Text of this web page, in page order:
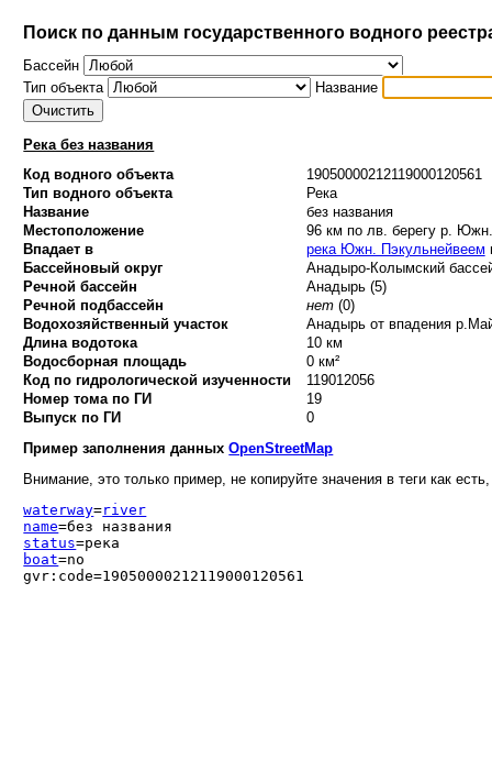
Поиск по данным государственного водного
Бассейн
Тип объекта
Название
Река без названия
Код водного объекта
19050000212119000120561
Тип водного объекта
Река
Название
без названия
Местоположение
96 км по лв. берегу р.
Впадает в
река Южн. Пэкульнейвеем
Бассейновый округ
Анадыро-Колымский
Речной бассейн
Анадырь (5)
Речной подбассейн
нет(0)
Водохозяйственный участок
Анадырь от впадения
Длина водотока
10 км
Водосборная площадь
0 км²
Код по гидрологической изученности
119012056
Номер тома по ГИ
19
Выпуск по ГИ
0
Пример заполнения данныхOpenStreetMap
Внимание, это только пример, не копируйте значения в теги как
waterway=river
name=без названия
status=река
boat=no
gvr:code=19050000212119000120561